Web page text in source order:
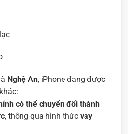
Nghệ An, iPhone đang được
có thể chuyển đổi thành
, thông qua hình thức vay